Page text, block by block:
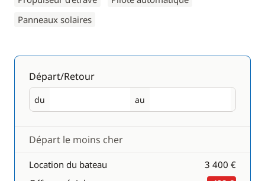
Panneaux solaires
Départ/Retour
du
Départ au
Retour
Départ le moins cher
Location du bateau 3 400 €